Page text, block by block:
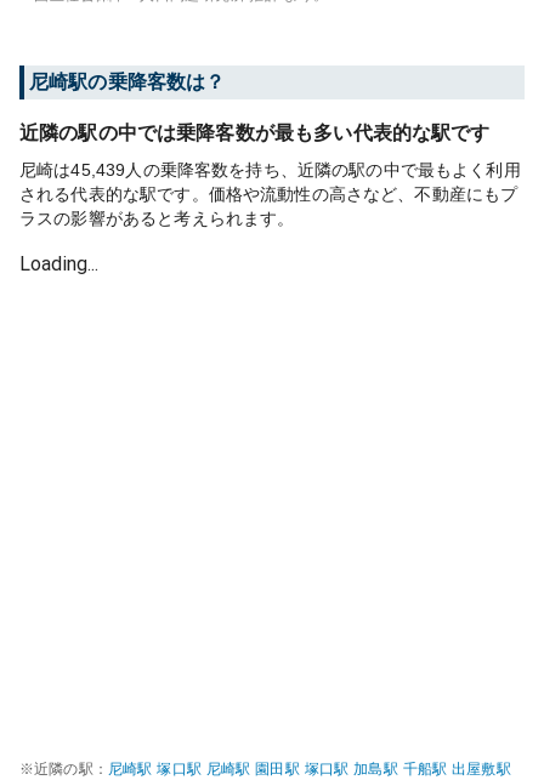
尼崎駅の乗降客数は？
近隣の駅の中では乗降客数が最も多い代表的な駅です
尼崎は45,439人の乗降客数を持ち、近隣の駅の中で最もよく利用
される代表的な駅です。価格や流動性の高さなど、不動産にもプ
ラスの影響があると考えられます。
Loading...
※近隣の駅： 尼崎駅 塚口駅 尼崎駅 園田駅 塚口駅 加島駅 千船駅 出屋敷駅